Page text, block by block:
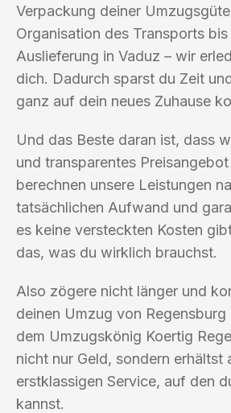
Verpackung deiner
Organisation des Transports
Auslieferung in Vaduz – wir
dich. Dadurch sparst du Zeit
ganz auf dein neues Zuhause
Und das Beste daran ist, dass
und transparentes
berechnen unsere Leistungen
tatsächlichen Aufwand und
es keine versteckten Kosten
das, was du wirklich brauchst.
Also zögere nicht länger und
deinen Umzug von
dem Umzugskönig Koertig
nicht nur Geld, sondern erhältst
erstklassigen Service, auf den
kannst.